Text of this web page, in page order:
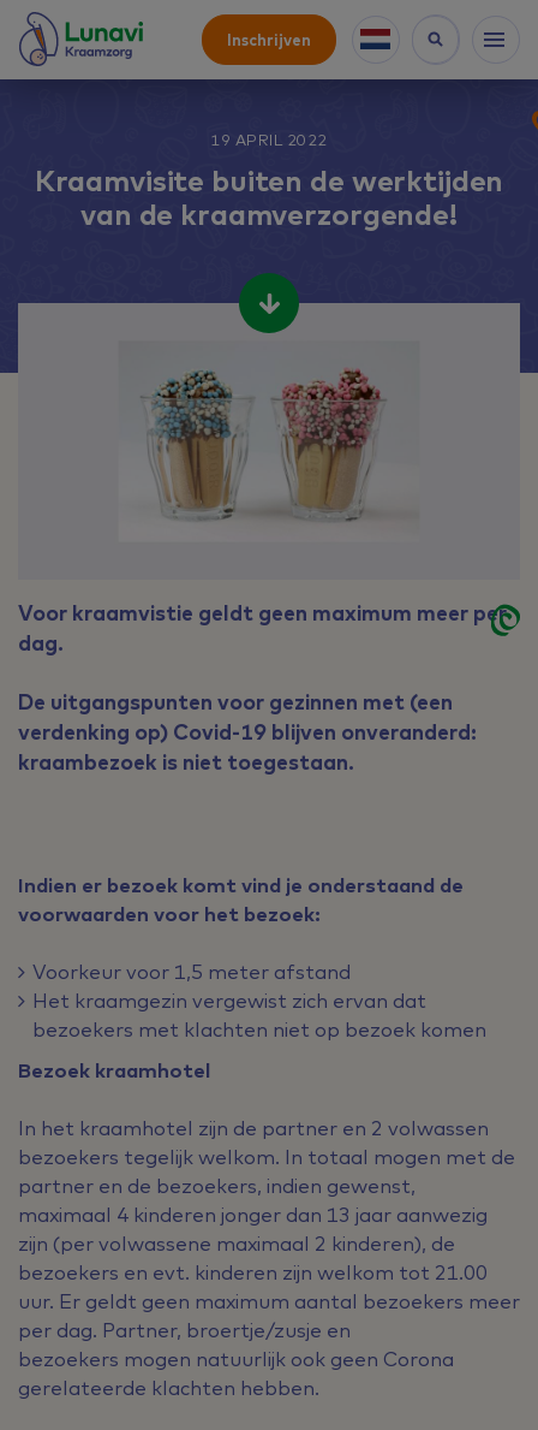
Inschrijven
19 APRIL 2022
Kraamvisite buiten de werktijden
van de kraamverzorgende!
Voor kraamvistie geldt geen maximum meer per
dag.
De uitgangspunten voor gezinnen met (een
verdenking op) Covid-19 blijven onveranderd:
kraambezoek is niet toegestaan.
Indien er bezoek komt vind je onderstaand de
voorwaarden voor het bezoek:
Voorkeur voor 1,5 meter afstand
Het kraamgezin vergewist zich ervan dat
bezoekers met klachten niet op bezoek komen
Bezoek kraamhotel
In het kraamhotel zijn de partner en 2 volwassen
bezoekers tegelijk welkom. In totaal mogen met de
partner en de bezoekers, indien gewenst,
maximaal 4 kinderen jonger dan 13 jaar aanwezig
zijn (per volwassene maximaal 2 kinderen), de
bezoekers en evt. kinderen zijn welkom tot 21.00
uur. Er geldt geen maximum aantal bezoekers meer
per dag. Partner, broertje/zusje en
bezoekers mogen natuurlijk ook geen Corona
gerelateerde klachten hebben.